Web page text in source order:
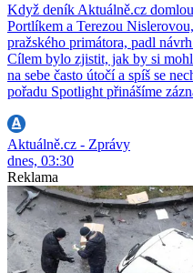
Když deník Aktuálně.cz
Portlíkem a Terezou
pražského primátora, padl
Cílem bylo zjistit, jak by si
na sebe často útočí a spíš se
pořadu Spotlight přinášíme
Aktuálně.cz - Zprávy
dnes, 03:30
Reklama